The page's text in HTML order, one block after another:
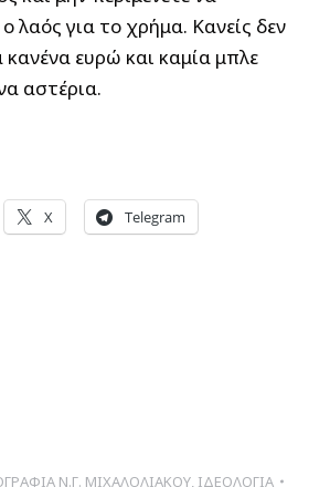
λαός για το χρήμα. Κανείς δεν
κανένα ευρώ και καμία μπλε
αστέρια.
X Telegram
Ν.Γ. ΜΙΧΑΛΟΛΙΑΚΟΥ, ΙΔΕΟΛΟΓΙΑ